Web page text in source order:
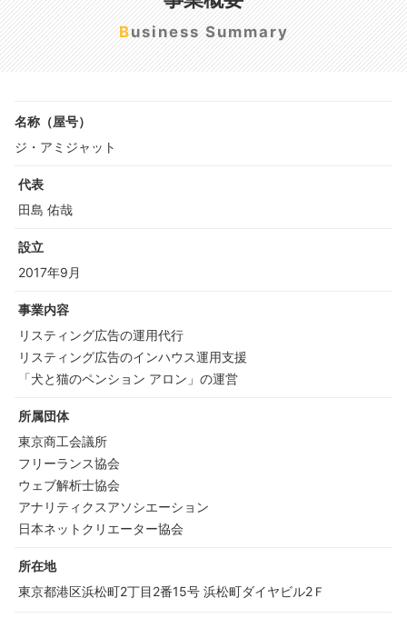
Business Summary
名称（屋号）
ジ・アミジャット
代表
田島 佑哉
設立
2017年9月
事業内容
リスティング広告の運用代行
リスティング広告のインハウス運用支援
「犬と猫のペンション アロン」の運営
所属団体
東京商工会議所
フリーランス協会
ウェブ解析士協会
アナリティクスアソシエーション
日本ネットクリエーター協会
所在地
東京都港区浜松町2丁目2番15号 浜松町ダイヤビル2Ｆ